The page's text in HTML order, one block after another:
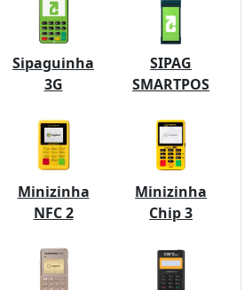
Sipaguinha
3G
SIPAG
SMARTPOS
Minizinha
NFC 2
Minizinha
Chip 3